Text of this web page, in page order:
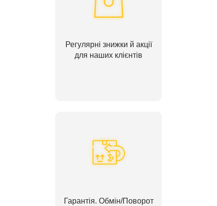
Регулярні знижки й акції
для наших клієнтів
Гарантія. Обмін/Поворот